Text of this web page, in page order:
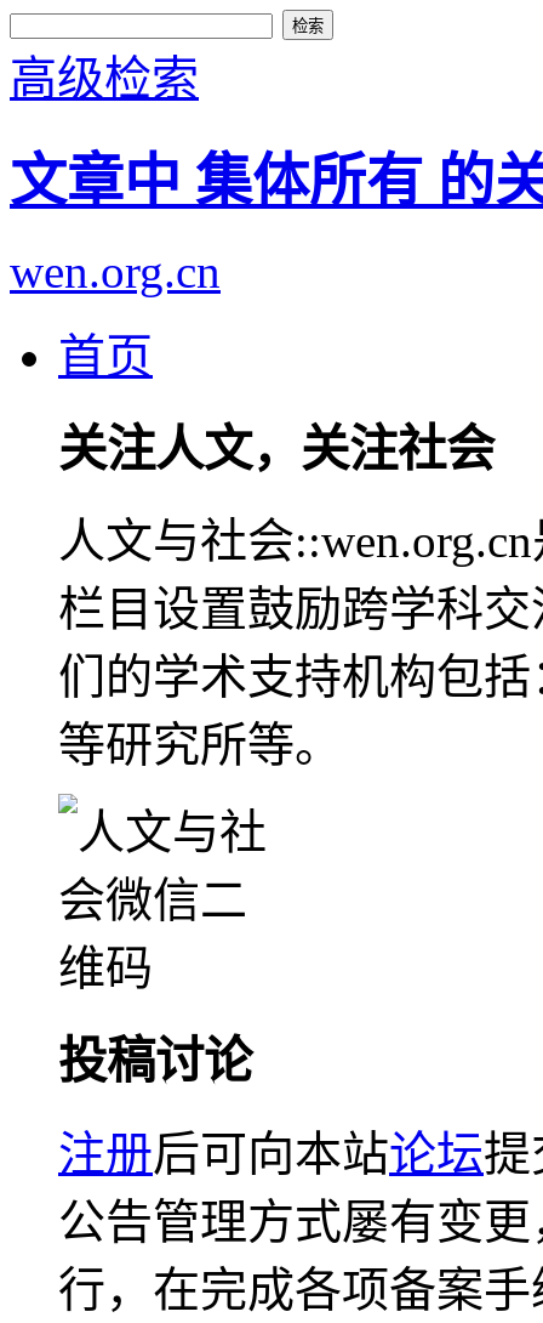
高级检索
文章中 集体所有 的
wen.org.cn
首页
关注人文，关注社会
人文与社会
栏目设置鼓励跨学科
们的学术支持机构包
等研究所等。
投稿讨论
注册后可向本站论坛提
公告管理方式屡有变
行，在完成各项备案